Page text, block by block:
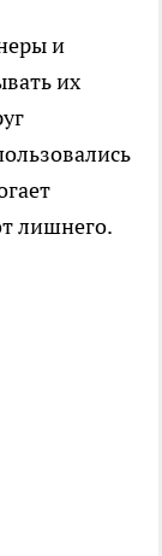
и
их
лишнего.